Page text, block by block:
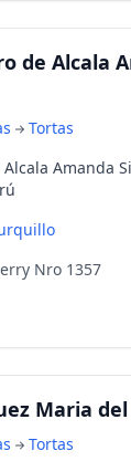
de Alcala
Tortas
Amanda
Nro 1357
Maria
Tortas